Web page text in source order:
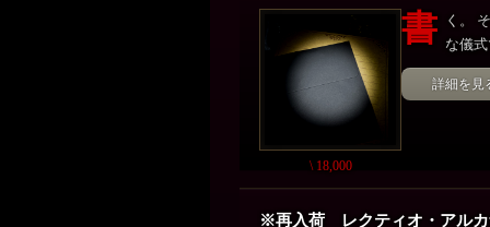
\ 18,000
書
く。
な儀
詳細を見
※再入荷 レクティオ・アル